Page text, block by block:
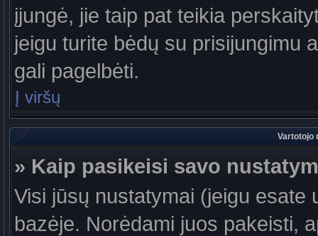
įjungė, jie taip pat teikia
jeigu turite bėdų su prisijungimu
gali pagelbėti.
Į viršų
Vartotojo
» Kaip pasikeisi savo
Visi jūsų nustatymai (jeigu
bazėje. Norėdami juos pakeisti,